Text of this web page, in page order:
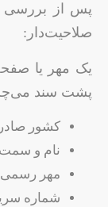
پس از بررسی
صلاحیت‌دار:
پشت سند
کشور
نام و سمت
مهر رسمی
شماره